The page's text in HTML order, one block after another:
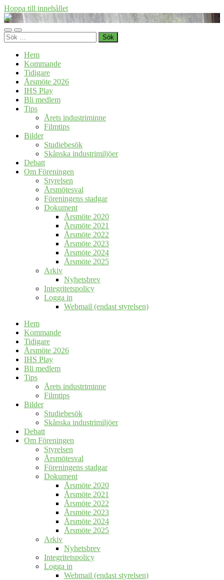
Hoppa till innehållet
Föreningen
Industrihistoria
i
Skåne
Slå
på/av
Slå
på/av
Sök
efter:
Hem
Kommande
Tidigare
Årsmöte 2026
IHS Play
Bli medlem
Tips
Årets industriminne
Filmtips
Bilder
Studiebesök
Skånska industrimiljöer
Debatt
Om Föreningen
Styrelsen
Årsmötesval
Föreningens stadgar
Dokument
Årsmöte 2020
Årsmöte 2021
Årsmöte 2022
Årsmöte 2023
Årsmöte 2024
Årsmöte 2025
Arkiv
Nyhetsbrev
Integritetspolicy
Logga in
Webmail (endast styrelsen)
Hem
Kommande
Tidigare
Årsmöte 2026
IHS Play
Bli medlem
Tips
Årets industriminne
Filmtips
Bilder
Studiebesök
Skånska industrimiljöer
Debatt
Om Föreningen
Styrelsen
Årsmötesval
Föreningens stadgar
Dokument
Årsmöte 2020
Årsmöte 2021
Årsmöte 2022
Årsmöte 2023
Årsmöte 2024
Årsmöte 2025
Arkiv
Nyhetsbrev
Integritetspolicy
Logga in
Webmail (endast styrelsen)